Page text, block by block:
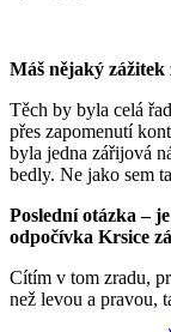
Máš nějaký
Těch by byla celá
přes zapomenutí
byla jedna zářijová
bedly. Ne jako sem
Poslední otázka –
odpočívka Krsice
Cítím v tom zradu,
než levou a pravou,